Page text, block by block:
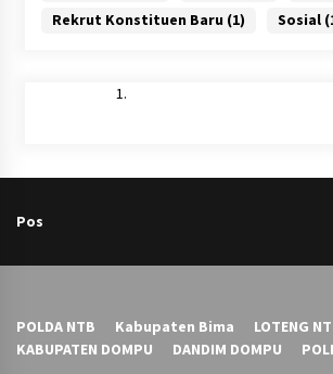
Rekrut Konstituen Baru (1) Sosial
Pos
POLDA NTB Kabupaten Bima LOTENG
KABUPATEN DOMPU
DANDIM DOMPU